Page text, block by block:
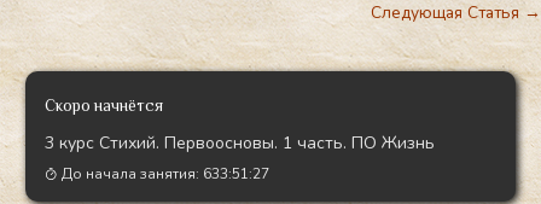
Следующая Статья→
Скоро начнётся
3 курс Стихий. Первоосновы. 1 часть. ПО Жизнь
До начала занятия: 633:51:26